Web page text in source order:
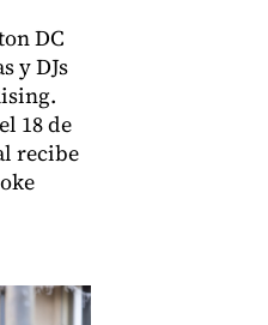
DC
y DJs
18 de
recibe